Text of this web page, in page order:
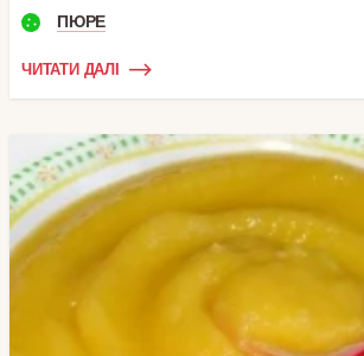
ПЮРЕ
ЧИТАТИ ДАЛІ